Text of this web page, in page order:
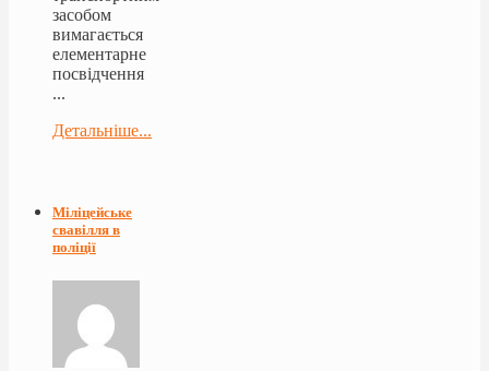
засобом
вимагається
елементарне
посвідчення
...
Детальніше...
Міліцейське
свавілля в
поліції